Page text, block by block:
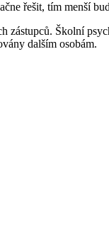
řešit, tím menší
zástupců. Školní
dalším osobám.